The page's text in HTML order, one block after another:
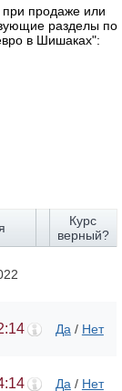
продаже или
разделы по
в Шишаках":
Курс
верный?
Да / Нет
Да / Нет